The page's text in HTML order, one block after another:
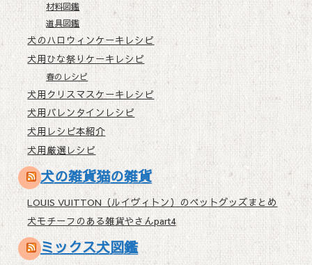
材料図鑑
道具図鑑
犬のハロウィンケーキレシピ
犬用ひな祭りケーキレシピ
春のレシピ
犬用クリスマスケーキレシピ
犬用バレンタインレシピ
犬用レシピ本紹介
犬用厳選レシピ
犬の雑貨猫の雑貨
LOUIS VUITTON（ルイヴィトン）のペットグッズまとめ
犬モチーフのある雑貨やさんpart4
ミックス犬図鑑